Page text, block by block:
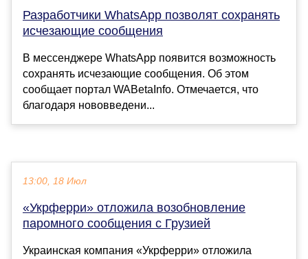
Разработчики WhatsApp позволят сохранять
исчезающие сообщения
В мессенджере WhatsApp появится возможность
сохранять исчезающие сообщения. Об этом
сообщает портал WABetaInfo. Отмечается, что
благодаря нововведени...
13:00, 18 Июл
«Укрферри» отложила возобновление
паромного сообщения с Грузией
Украинская компания «Укрферри» отложила